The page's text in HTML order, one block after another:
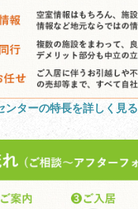
ンターの特長を詳しく見る